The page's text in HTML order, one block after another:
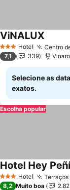
3 EstrelasHotel Centro
ViNALUX
7,1 339
Selecione as
exatos.
Escolha popular
3 EstrelasHotel
Hotel Hey
8,2 Muito boa